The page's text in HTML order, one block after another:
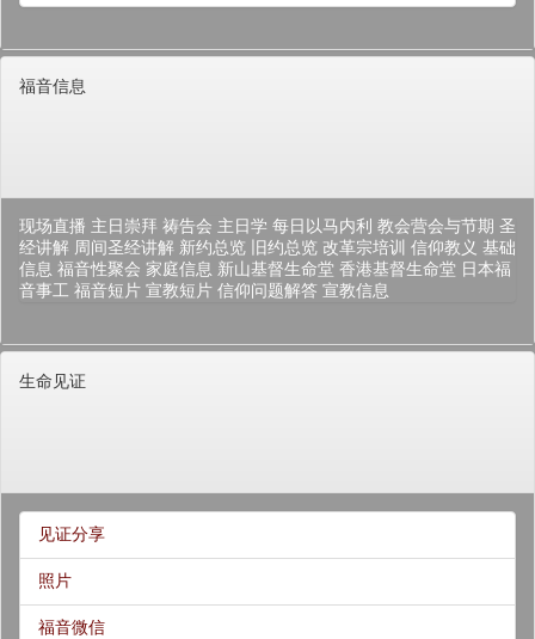
福音信息
现场直播 主日崇拜 祷告会 主日学 每日以马内利 教会营会与节期 圣
经讲解 周间圣经讲解 新约总览 旧约总览 改革宗培训 信仰教义 基础
信息 福音性聚会 家庭信息 新山基督生命堂 香港基督生命堂 日本福
音事工 福音短片 宣教短片 信仰问题解答 宣教信息
生命见证
见证分享
照片
福音微信